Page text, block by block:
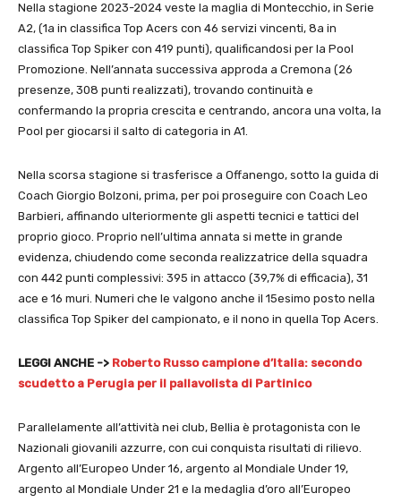
Nella stagione 2023-2024 veste la maglia di Montecchio, in Serie
A2, (1a in classifica Top Acers con 46 servizi vincenti, 8a in
classifica Top Spiker con 419 punti), qualificandosi per la Pool
Promozione. Nell’annata successiva approda a Cremona (26
presenze, 308 punti realizzati), trovando continuità e
confermando la propria crescita e centrando, ancora una volta, la
Pool per giocarsi il salto di categoria in A1.
Nella scorsa stagione si trasferisce a Offanengo, sotto la guida di
Coach Giorgio Bolzoni, prima, per poi proseguire con Coach Leo
Barbieri, affinando ulteriormente gli aspetti tecnici e tattici del
proprio gioco. Proprio nell’ultima annata si mette in grande
evidenza, chiudendo come seconda realizzatrice della squadra
con 442 punti complessivi: 395 in attacco (39,7% di efficacia), 31
ace e 16 muri. Numeri che le valgono anche il 15esimo posto nella
classifica Top Spiker del campionato, e il nono in quella Top Acers.
LEGGI ANCHE -> Roberto Russo campione d’Italia: secondo
scudetto a Perugia per il pallavolista di Partinico
Parallelamente all’attività nei club, Bellia è protagonista con le
Nazionali giovanili azzurre, con cui conquista risultati di rilievo.
Argento all’Europeo Under 16, argento al Mondiale Under 19,
argento al Mondiale Under 21 e la medaglia d’oro all’Europeo